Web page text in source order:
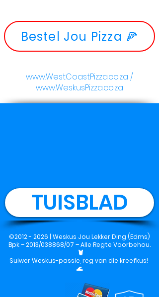
Bestel Jou Pizza 🍕
www.WestCoastPizza.co.za /
www.WeskusPizza.co.za
TUISBLAD
©2012 - 2026 | Weskus Jou Lekker Ding (Edms)
Bpk– 2013/038868/07 – Alle Regte Voorbehou.
🦞
Suiwer Weskus-passie, reg van die kreefkus!
🌊